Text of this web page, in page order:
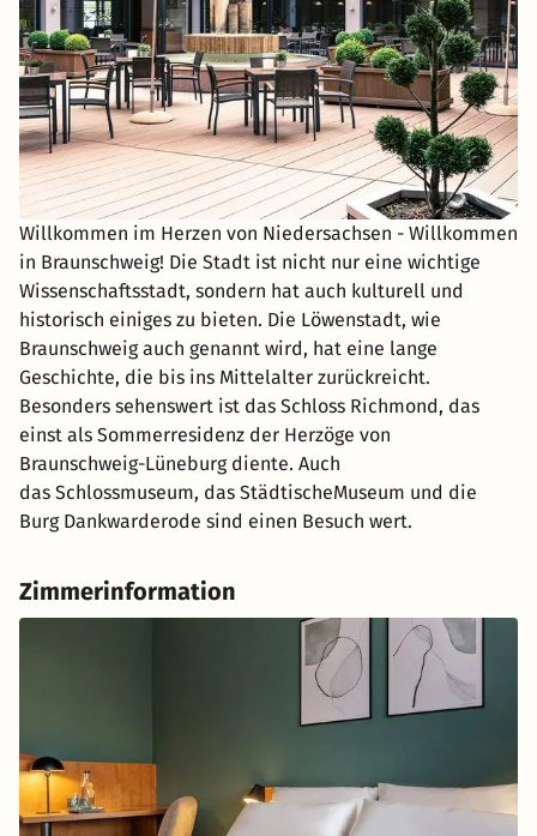
Willkommen im Herzen von Niedersachsen - Willkommen
in Braunschweig! Die Stadt ist nicht nur eine wichtige
Wissenschaftsstadt, sondern hat auch kulturell und
historisch einiges zu bieten. Die Löwenstadt, wie
Braunschweig auch genannt wird, hat eine lange
Geschichte, die bis ins Mittelalter zurückreicht.
Besonders sehenswert ist das Schloss Richmond, das
einst als Sommerresidenz der Herzöge von
Braunschweig-Lüneburg diente. Auch
das Schlossmuseum, das StädtischeMuseum und die
Burg Dankwarderode sind einen Besuch wert.
Zimmerinformation